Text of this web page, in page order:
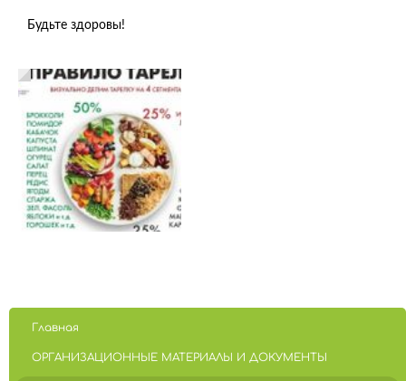
Будьте здоровы!
Главная
ОРГАНИЗАЦИОННЫЕ МАТЕРИАЛЫ И ДОКУМЕНТЫ